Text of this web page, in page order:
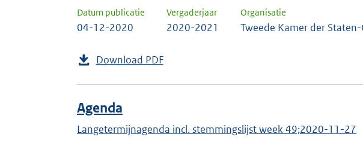
Datum publicatie
04-12-2020
Vergaderjaar
2020-2021
Organisatie
Tweede Kamer der Staten-
Download PDF
Agenda
Langetermijnagenda incl. stemmingslijst week 49;2020-11-27